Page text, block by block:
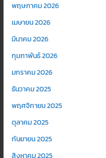
พฤษภาคม 2026
เมษายน 2026
มีนาคม 2026
กุมภาพันธ์ 2026
มกราคม 2026
ธันวาคม 2025
พฤศจิกายน 2025
ตุลาคม 2025
กันยายน 2025
สิงหาคม 2025